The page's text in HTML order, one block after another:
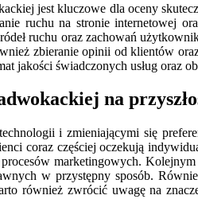
jest kluczowe dla oceny
ruchu na stronie internetowej
ruchu oraz zachowań
zbieranie opinii od klientów
jakości świadczonych usług oraz
na
i zmieniającymi się
coraz częściej oczekują
marketingowych.
w przystępny sposób.
również zwrócić uwagę na